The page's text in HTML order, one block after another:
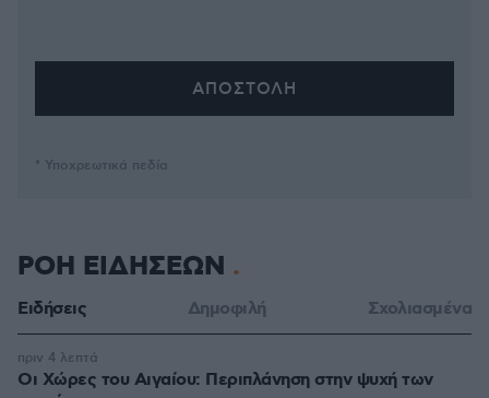
* Υποχρεωτικά πεδία
ΡΟΗ ΕΙΔΗΣΕΩΝ
Ειδήσεις Δημοφιλή Σχολιασμένα
Οι Xώρες του Αιγαίου: Περιπλάνηση στην ψυχή των
πριν 4 λεπτά